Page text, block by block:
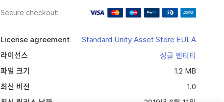
Secure checkout:
License agreement
Standard Unity Asset Store EULA
라이선스
싱글 엔티티
파일 크기
1.2 MB
최신 버전
1.0